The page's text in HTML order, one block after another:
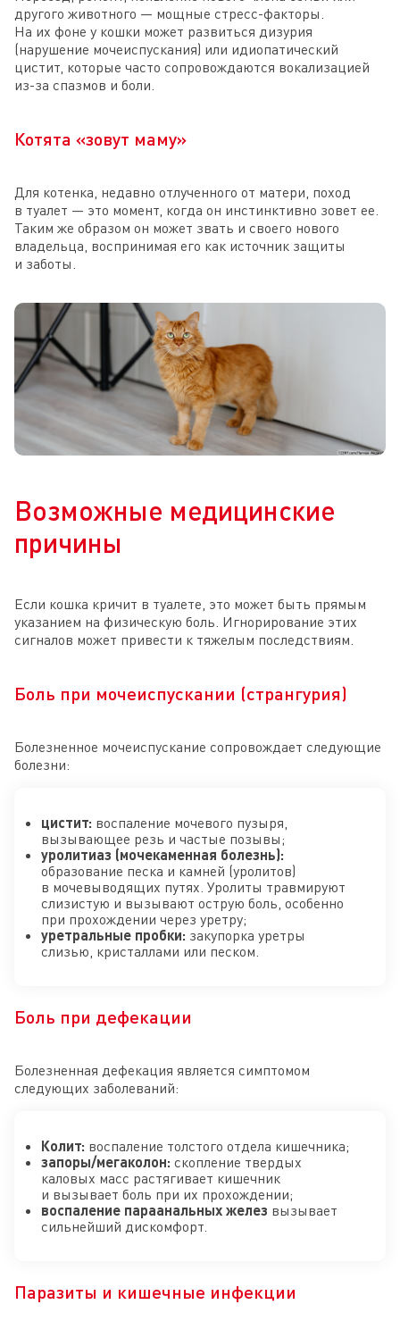
другого животного — мощные стресс-факторы.
На их фоне у кошки может развиться дизурия
(нарушение мочеиспускания) или идиопатический
цистит, которые часто сопровождаются вокализацией
из-за спазмов и боли.
Котята «зовут маму»
Для котенка, недавно отлученного от матери, поход
в туалет — это момент, когда он инстинктивно зовет ее.
Таким же образом он может звать и своего нового
владельца, воспринимая его как источник защиты
и заботы.
Возможные медицинские
причины
Если кошка кричит в туалете, это может быть прямым
указанием на физическую боль. Игнорирование этих
сигналов может привести к тяжелым последствиям.
Боль при мочеиспускании (странгурия)
Болезненное мочеиспускание сопровождает следующие
болезни:
цистит: воспаление мочевого пузыря,
вызывающее резь и частые позывы;
уролитиаз (мочекаменная болезнь):
образование песка и камней (уролитов)
в мочевыводящих путях. Уролиты травмируют
слизистую и вызывают острую боль, особенно
при прохождении через уретру;
уретральные пробки: закупорка уретры
слизью, кристаллами или песком.
Боль при дефекации
Болезненная дефекация является симптомом
следующих заболеваний:
Колит: воспаление толстого отдела кишечника;
запоры/мегаколон: скопление твердых
каловых масс растягивает кишечник
и вызывает боль при их прохождении;
воспаление параанальных желез вызывает
сильнейший дискомфорт.
Паразиты и кишечные инфекции